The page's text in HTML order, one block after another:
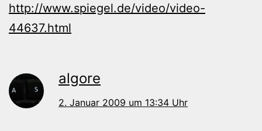
http://www.spiegel.de/video/video-
44637.html
algore
2. Januar 2009 um 13:34 Uhr